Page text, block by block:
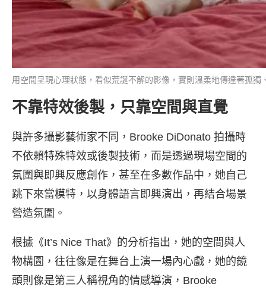
用空間呈現心理狀態，看似荒誕不解的影像，實則溫柔地傳達著孤
不靠特效後製，只靠空間與直覺
與許多攝影藝術家不同，Brooke DiDonato 拍攝時
不依賴特殊特效或後製技術，而是透過現場空間的
氛圍與即興反應創作，甚至在多數作品中，她自己
跳下來當模特，以身體語言即興演出，再結合場景
營造氛圍。
根據《It’s Nice That》的分析指出，她的空間與人
物構圖，往往像是在舞台上演一場內心戲，她的鏡
頭則像是第三人稱視角的情感導演，Brooke